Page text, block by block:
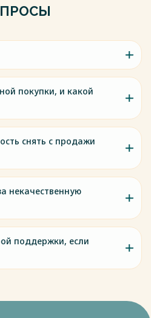
покупки, и какой
снять с продажи
некачественную
поддержки, если